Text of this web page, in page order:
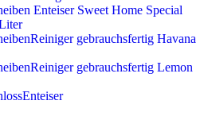
Enteiser Sweet Home Special
gebrauchsfertig Havana
gebrauchsfertig Lemon